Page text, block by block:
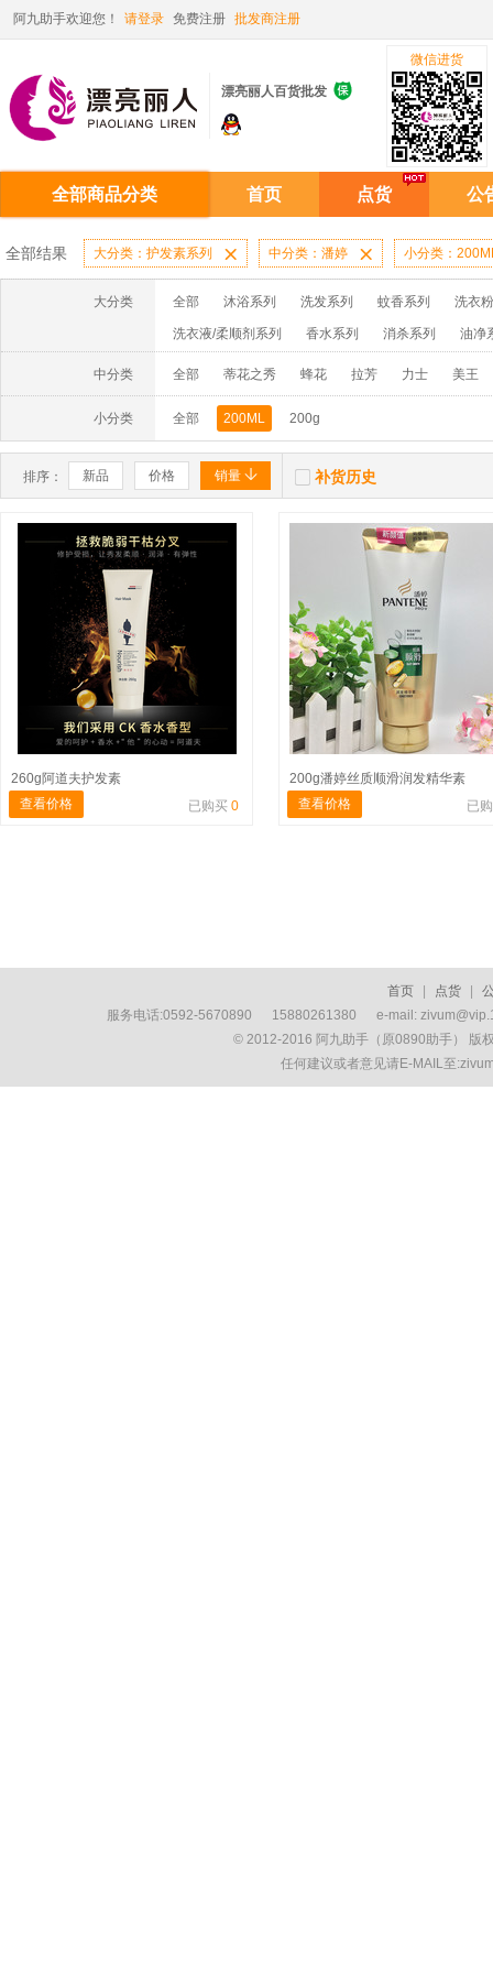
阿九助手欢迎您！ 请登录 免费注册 批发商注册
漂亮丽人百货批发 
微信进货
全部商品分类 首页 点货 公
全部结果 大分类：护发素系列  中分类：潘婷  小分类：
大分类 全部 沐浴系列 洗发系列 蚊香系列 洗衣
洗衣液/柔顺剂系列 香水系列 消杀系列 油净
啫喱膏/水系列 厨房油污系列 玻璃/地板/清洁系
牙膏系列 牙刷系列 固发定型系列 染发系列
洗洁精系列 保健品系列
中分类 全部 蒂花之秀 蜂花 拉芳 力士 美王
小分类 全部 200ML 200g
排序： 新品 价格 销量   补货历史
260g阿道夫护发素
查看价格
已购买 0
200g潘婷丝质顺滑润发精华素
查看价格
已
首页 点货
服务电话:0592-5670890 15880261380 e-mail:
© 2012-2016 阿九助手（原0890助手） 版
任何建议或者意见请E-MAIL至